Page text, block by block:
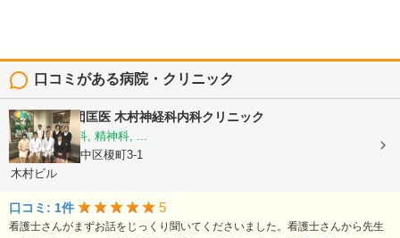
口コミがある病院・クリニック
医療法人社団匡医 木村神経科内科クリニック
内科, 心療内科, 精神科, ...
広島県広島市中区榎町3-1
木村ビル
口コミ: 1件 5
看護士さんがまずお話をじっくり聞いてくださいました。看護士さんから先生